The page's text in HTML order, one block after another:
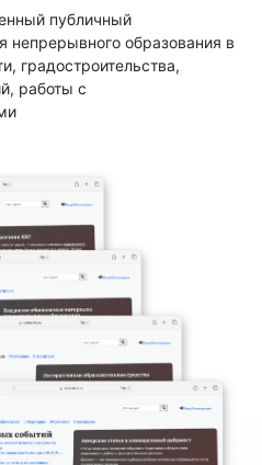
публичный
непрерывного образования в
градостроительства,
работы с